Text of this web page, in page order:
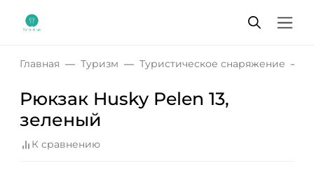
Главная Туризм Туристическое снаряжение
Рюкзак Husky Pelen 13,
зеленый
К сравнению